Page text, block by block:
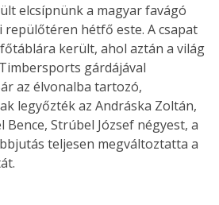
elcsípnünk a magyar favágó
hétfő este. A csapat
került, ahol aztán a világ
gárdájával
az élvonalba tartozó,
legyőzték az Andráska Zoltán,
Strúbel József négyest, a
teljesen megváltoztatta a